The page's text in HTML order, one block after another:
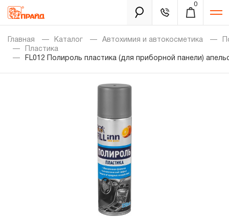
0
Каталог
Золотая лихорадка
Забыли пароль?
Главная Каталог Автохимия и автокосметика
Пластика
FL012 Полироль пластика (для приборной панели)